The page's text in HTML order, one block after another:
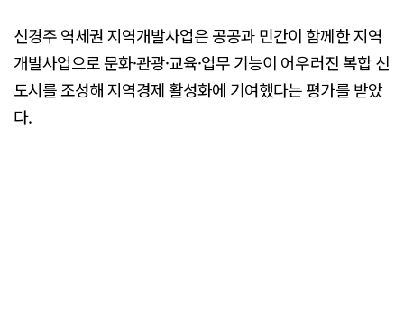
신경주 역세권 지역개발사업은 공공과 민간이 함께한 지역
개발사업으로 문화·관광·교육·업무 기능이 어우러진 복합 신
도시를 조성해 지역경제 활성화에 기여했다는 평가를 받았
다.